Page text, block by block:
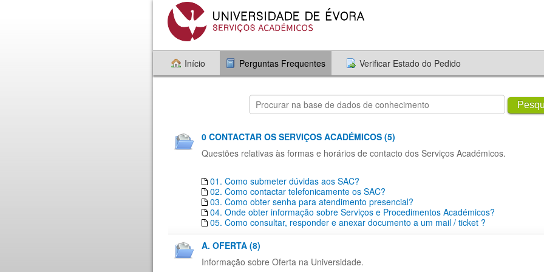
Início Perguntas Frequentes Verificar Estado do Pedido
0 CONTACTAR OS SERVIÇOS ACADÉMICOS (5)
Questões relativas às formas e horários de contacto dos Serviços Académicos.
01. Como submeter dúvidas aos SAC?
02. Como contactar telefonicamente os SAC?
03. Como obter senha para atendimento presencial?
04. Onde obter informação sobre Serviços e Procedimentos Académicos?
05. Como consultar, responder e anexar documento a um mail / ticket ?
A. OFERTA (8)
Informação sobre Oferta na Universidade.